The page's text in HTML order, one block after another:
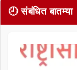
🕘 संबंधित बातम्या